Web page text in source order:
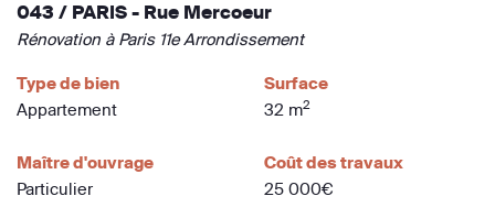
043 / PARIS - Rue Mercoeur
Rénovation à Paris 11e Arrondissement
Type de bien
Appartement
Surface
32 m2
Maître d'ouvrage
Particulier
Coût des travaux
25 000€